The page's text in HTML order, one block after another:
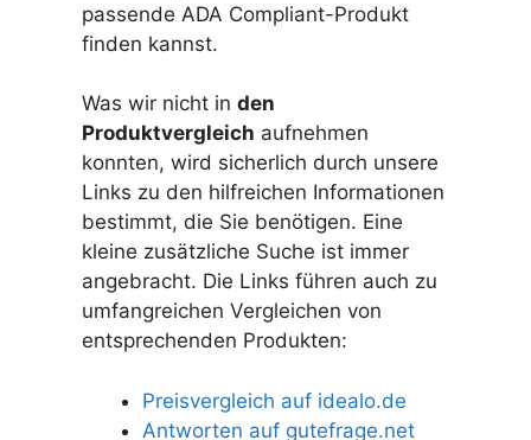
passende ADA Compliant-Produkt
finden kannst.
Was wir nicht in den
Produktvergleich aufnehmen
konnten, wird sicherlich durch unsere
Links zu den hilfreichen Informationen
bestimmt, die Sie benötigen. Eine
kleine zusätzliche Suche ist immer
angebracht. Die Links führen auch zu
umfangreichen Vergleichen von
entsprechenden Produkten:
Preisvergleich auf idealo.de
Antworten auf gutefrage.net